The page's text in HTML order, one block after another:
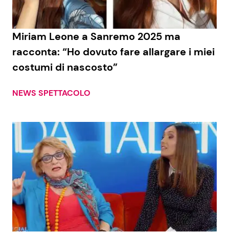
Miriam Leone a Sanremo 2025 ma
racconta: “Ho dovuto fare allargare i miei
costumi di nascosto”
NEWS SPETTACOLO